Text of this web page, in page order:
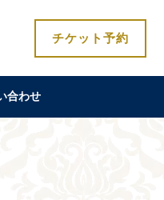
チケット予約
合わせ